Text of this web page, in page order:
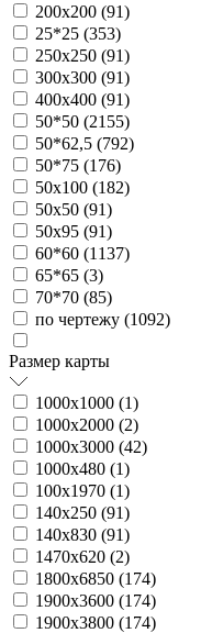
200х200 (91)
25*25 (353)
250х250 (91)
300х300 (91)
400х400 (91)
50*50 (2155)
50*62,5 (792)
50*75 (176)
50х100 (182)
50х50 (91)
50х95 (91)
60*60 (1137)
65*65 (3)
70*70 (85)
по чертежу (1092)
Размер карты
1000х1000 (1)
1000х2000 (2)
1000х3000 (42)
1000х480 (1)
100х1970 (1)
140х250 (91)
140х830 (91)
1470х620 (2)
1800х6850 (174)
1900х3600 (174)
1900х3800 (174)